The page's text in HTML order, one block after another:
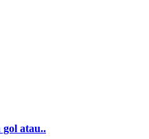
atau..